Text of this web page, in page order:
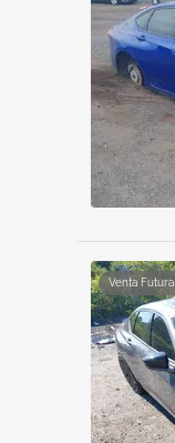
Venta Futura